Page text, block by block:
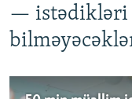
— istədikləri